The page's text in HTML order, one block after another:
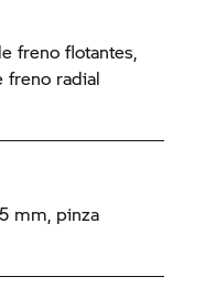
freno flotantes,
freno radial
mm, pinza